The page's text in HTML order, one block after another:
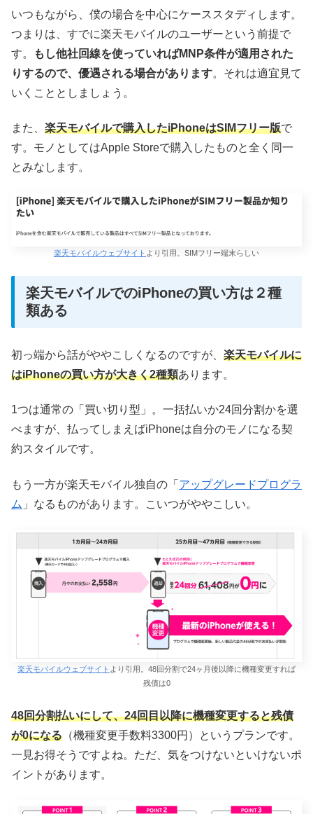
いつもながら、僕の場合を中心にケーススタディします。
つまりは、すでに楽天モバイルのユーザーという前提で
す。
もし他社回線を使っていればMNP条件が適用された
りするので、優遇される場合があります。それは適宜見て
いくこととしましょう。
また、 楽天モバイルで購入したiPhoneはSIMフリー版で
す。モノとしてはApple Storeで購入したものと全く同一
とみなします。
楽天モバイルウェブサイト より引用。SIMフリー端末らしい
楽天モバイルでのiPhoneの買い方は２種
類ある
初っ端から話がややこしくなるのですが、 楽天モバイルに
はiPhoneの買い方が大きく2種類あります。
1つは通常の「買い切り型」。一括払いか24回分割かを選
べますが、払ってしまえばiPhoneは自分のモノになる契
約スタイルです。
もう一方が楽天モバイル独自の「 アップグレードプログラ
ム 」なるものがあります。こいつがややこしい。
楽天モバイルウェブサイト より引用。48回分割で24ヶ月後以降に機種変更すれば
残債は0
48回分割払いにして、24回目以降に機種変更すると残債
が0になる （機種変更手数料3300円）というプランです。
一見お得そうですよね。ただ、気をつけないといけないポ
イントがあります。